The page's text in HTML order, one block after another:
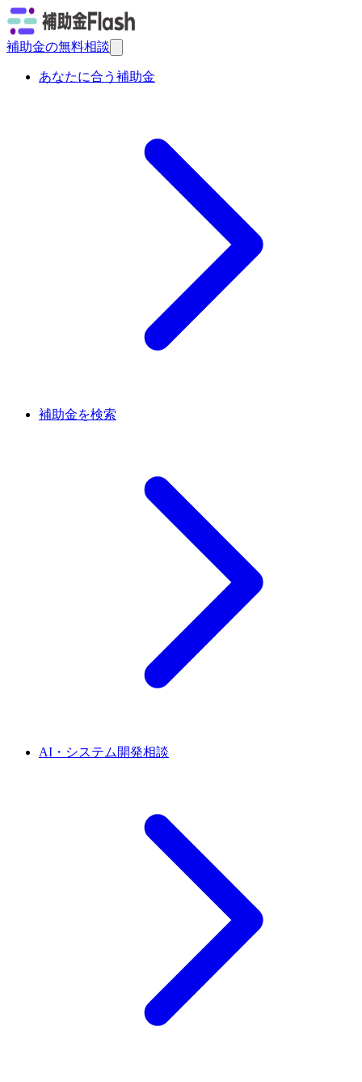
補助金の無料相談
あなたに合う補助金
補助金を検索
AI・システム開発相談